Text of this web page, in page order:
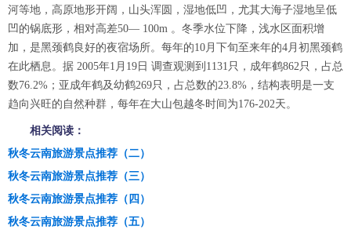
河等地，高原地形开阔，山头浑圆，湿地低凹，尤其大海子湿地呈低
凹的锅底形，相对高差50— 100m 。冬季水位下降，浅水区面积增
加，是黑颈鹤良好的夜宿场所。每年的10月下旬至来年的4月初黑颈鹤
在此栖息。据 2005年1月19日 调查观测到1131只，成年鹤862只，占总
数76.2%；亚成年鹤及幼鹤269只，占总数的23.8%，结构表明是一支
趋向兴旺的自然种群，每年在大山包越冬时间为176-202天。
相关阅读：
秋冬云南旅游景点推荐（二）
秋冬云南旅游景点推荐（三）
秋冬云南旅游景点推荐（四）
秋冬云南旅游景点推荐（五）